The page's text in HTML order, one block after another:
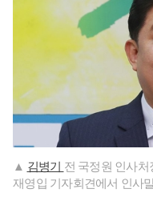
▲ 김병기 전 국정원 인사처
재영입 기자회견에서 인사